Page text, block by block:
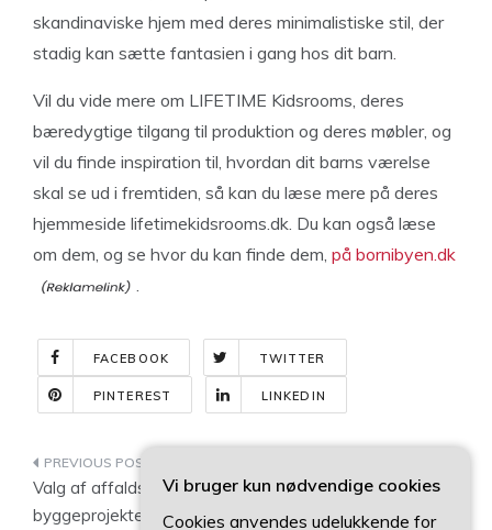
skandinaviske hjem med deres minimalistiske stil, der
stadig kan sætte fantasien i gang hos dit barn.
Vil du vide mere om LIFETIME Kidsrooms, deres
bæredygtige tilgang til produktion og deres møbler, og
vil du finde inspiration til, hvordan dit barns værelse
skal se ud i fremtiden, så kan du læse mere på deres
hjemmeside lifetimekidsrooms.dk. Du kan også læse
om dem, og se hvor du kan finde dem, på bornibyen.dk
.
FACEBOOK TWITTER
PINTEREST LINKEDIN
Indlægsnavigation
Valg af affaldsløsning til
byggeprojektet: Sådan
Wilfa varmepumpe:
Prisbillige luft til luft
Vi bruger kun nødvendige cookies
Cookies anvendes udelukkende for